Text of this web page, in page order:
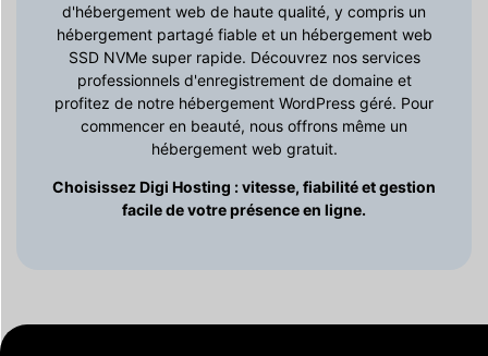
d'hébergement web de haute qualité, y compris un
hébergement partagé fiable et un hébergement web
SSD NVMe super rapide. Découvrez nos services
professionnels d'enregistrement de domaine et
profitez de notre hébergement WordPress géré. Pour
commencer en beauté, nous offrons même un
hébergement web gratuit.
Choisissez Digi Hosting : vitesse, fiabilité et gestion
facile de votre présence en ligne.